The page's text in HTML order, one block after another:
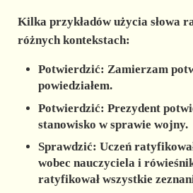
Kilka przykładów użycia słowa
różnych kontekstach:
Potwierdzić: Zamierzam
powiedziałem.
Potwierdzić: Prezydent
stanowisko w sprawie wojny.
Sprawdzić: Uczeń
wobec nauczyciela i
ratyfikował wszystkie